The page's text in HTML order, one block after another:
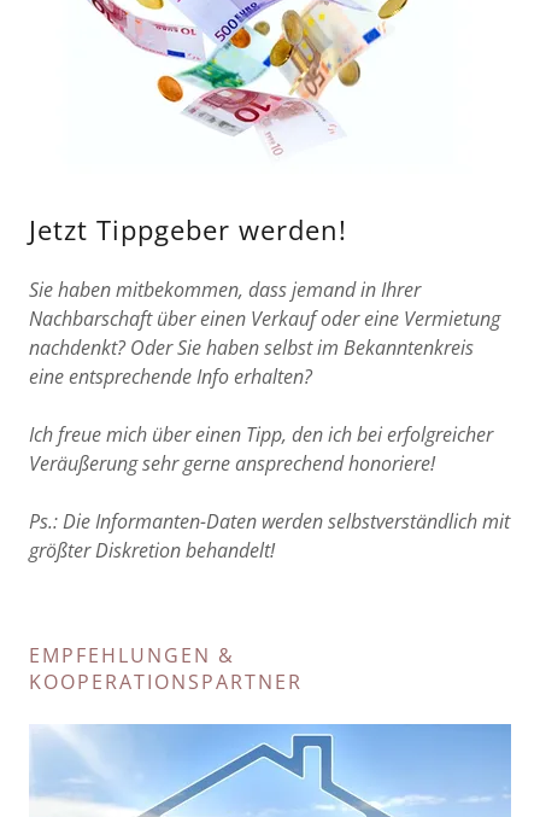
Jetzt Tippgeber werden!
Sie haben mitbekommen, dass jemand in Ihrer
Nachbarschaft über einen Verkauf oder eine Vermietung
nachdenkt? Oder Sie haben selbst im Bekanntenkreis
eine entsprechende Info erhalten?
Ich freue mich über einen Tipp, den ich bei erfolgreicher
Veräußerung sehr gerne ansprechend honoriere!
Ps.: Die Informanten-Daten werden selbstverständlich mit
größter Diskretion behandelt!
EMPFEHLUNGEN &
KOOPERATIONSPARTNER